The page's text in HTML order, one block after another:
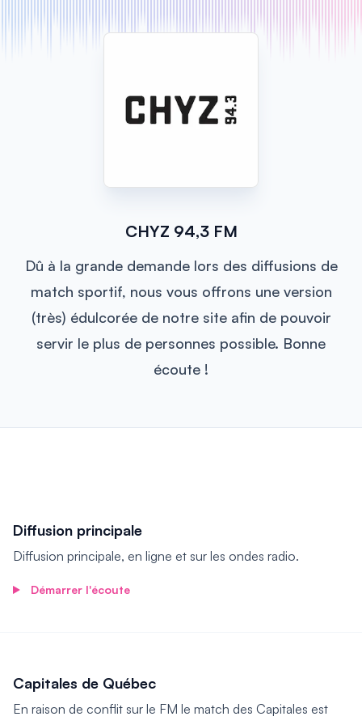
CHYZ 94,3 FM
Dû à la grande demande lors des diffusions de
match sportif, nous vous offrons une version
(très) édulcorée de notre site afin de pouvoir
servir le plus de personnes possible. Bonne
écoute !
Diffusion principale
Diffusion principale, en ligne et sur les ondes radio.
Playepisode Diffusion principale
Démarrer l'écoute
Capitales de Québec
En raison de conflit sur le FM le match des Capitales est